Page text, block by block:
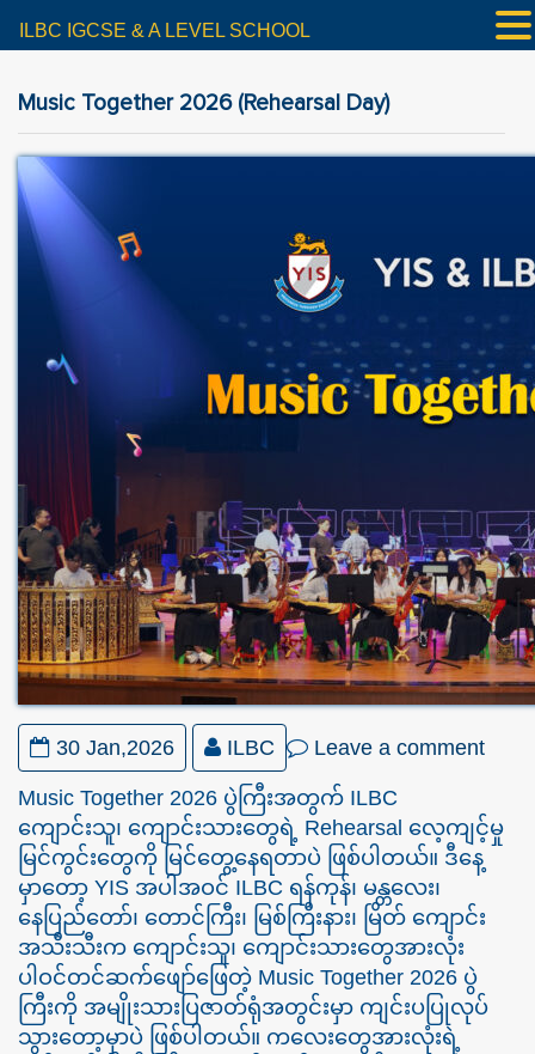
Music Together 2026 (Rehearsal Day)
30 Jan,2026 ILBC Leave a comment
Music Together 2026 ပွဲကြီးအတွက် ILBC
ကျောင်းသူ၊ ကျောင်းသားတွေရဲ့ Rehearsal လေ့ကျင့်မှု
မြင်ကွင်းတွေကို မြင်တွေ့နေရတာပဲ ဖြစ်ပါတယ်။ ဒီနေ့
မှာတော့ YIS အပါအဝင် ILBC ရန်ကုန်၊ မန္တလေး၊
နေပြည်တော်၊ တောင်ကြီး၊ မြစ်ကြီးနား၊ မြိတ် ကျောင်း
အသီးသီးက ကျောင်းသူ၊ ကျောင်းသားတွေအားလုံး
ပါဝင်တင်ဆက်ဖျော်ဖြေတဲ့ Music Together 2026 ပွဲ
ကြီးကို အမျိုးသားပြဇာတ်ရုံအတွင်းမှာ ကျင်းပပြုလုပ်
သွားတော့မှာပဲ ဖြစ်ပါတယ်။ ကလေးတွေအားလုံးရဲ့
ILBC IGCSE & A LEVEL SCHOOL